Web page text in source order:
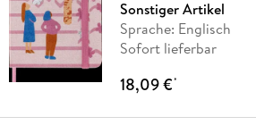
Sonstiger Artikel
Sprache: Englisch
Sofort lieferbar
18,09 €*